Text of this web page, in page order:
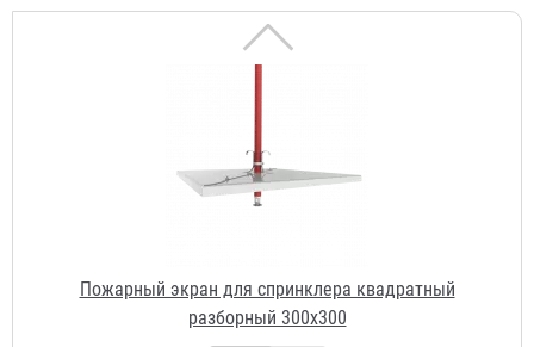
разборный 300х300
293 ₽
Полка для СИЗОД